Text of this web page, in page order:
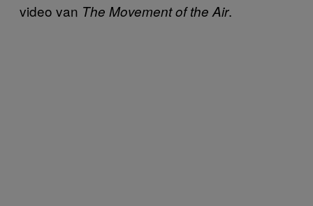
video van The Movement of the Air.